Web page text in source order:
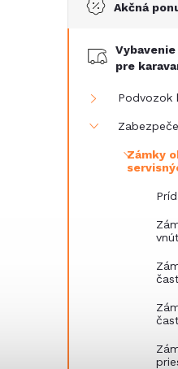
č
Akčná
pre
Podvozok
Zámky